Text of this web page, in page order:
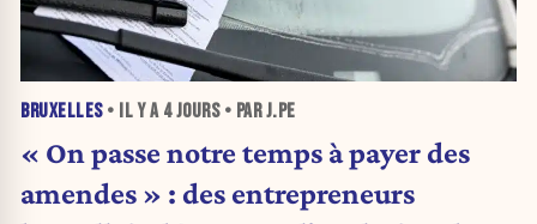
BRUXELLES• IL Y A 4 JOURS• PAR J.PE
« On passe notre temps à payer des
amendes » : des entrepreneurs